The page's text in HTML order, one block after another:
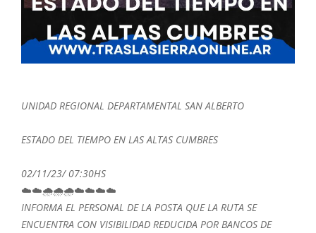
UNIDAD REGIONAL DEPARTAMENTAL SAN ALBERTO
ESTADO DEL TIEMPO EN LAS ALTAS CUMBRES
02/11/23/ 07:30HS
☁️☁️🌧️🌧️🌧️☁️☁️☁️☁️
INFORMA EL PERSONAL DE LA POSTA QUE LA RUTA SE
ENCUENTRA CON VISIBILIDAD REDUCIDA POR BANCOS DE